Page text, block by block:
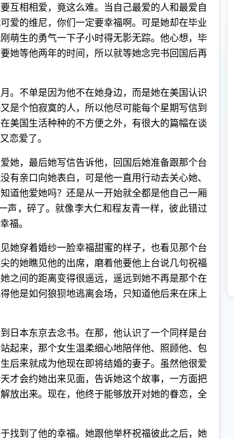
互相相爱，竟这么难。当自己最爱的人和最爱自
爱的维尼，你们一定要幸福啊。可是她却在毕业
萌生的勇气一下子小时得无影无踪。他心想，毕
她等他两年的时间，所以就等她念完书回国后再
不单是因为他不在她身边，而是她在美国认识
是个怕寂寞的人，所以他尽可能每个星期写信到
美国生活种种的不方便之外，有很大的篇幅在谈
恋爱了。
，最后她写信告诉他，回国后她准备跟那个台
有亲口向她表白，可是他一直用行动去关心她、
道他爱她吗？还是从一开始就全都是他自己一厢
声，碎了。就像李大仁和程友青一样，彼此错过
福。
穿着婚纱一脸幸福甜蜜的样子，也看见那个台
的她瞧见他的出席，磨着他要他上台说几句祝福
之间的距离变得很遥远，遥远到她不再是那个在
他是如何狼狈地逃离会场，只知道他后来在床上
本东京去念书。在那，他认识了一个同样是台
起来，那个女生温柔细心地陪伴他、照顾他、包
后来就成为他现在即将结婚的妻子。虽然他很爱
才会约她出来见面，告诉她这个故事，一方面把
放出来。现在，他终于能够放开对她的眷恋，全
到了他的幸福。她跟他举杯祝福彼此之后，她